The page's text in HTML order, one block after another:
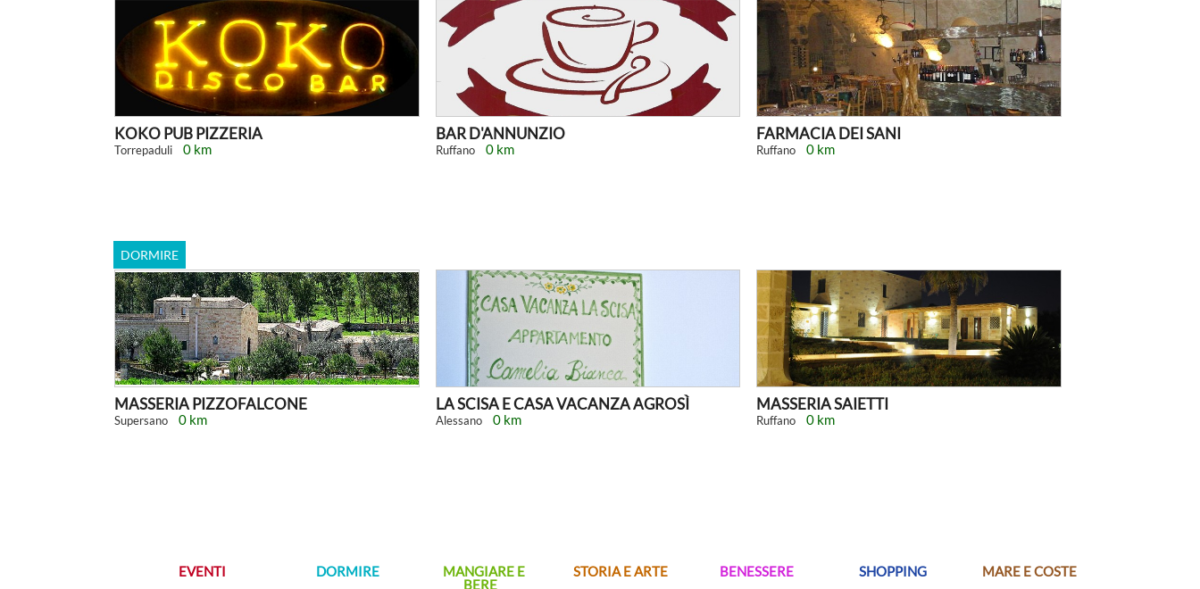
KOKO PUB PIZZERIA
Torrepaduli 0 km
BAR D'ANNUNZIO
Ruffano 0 km
FARMACIA DEI SANI
Ruffano 0 km
DORMIRE
MASSERIA PIZZOFALCONE
Supersano 0 km
LA SCISA E CASA VACANZA AGROSÌ
Alessano 0 km
MASSERIA SAIETTI
Ruffano 0 km
EVENTI DORMIRE
MANGIARE E
BERE
STORIA E ARTE BENESSERE SHOPPING MARE E COSTE